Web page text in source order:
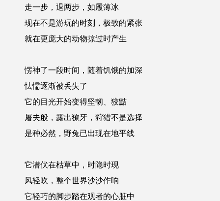
走一步，退两步，如履薄冰
现在不是游玩的时刻，极致的紧张
就在更庞大的动物掠过时产生
愣神了一段时间，随着饥饿的加深
怯懦逐渐被丢失了
它的目光开始变得坚韧、狡黠
屠夫般，露出獠牙，狩猎不是选择
是种必然，野兔已出现在地平线
它潜伏在枯草中，时隐时现
风轻吹，整个世界沙沙作响
它轻巧的脚步踏在观者的心脏中